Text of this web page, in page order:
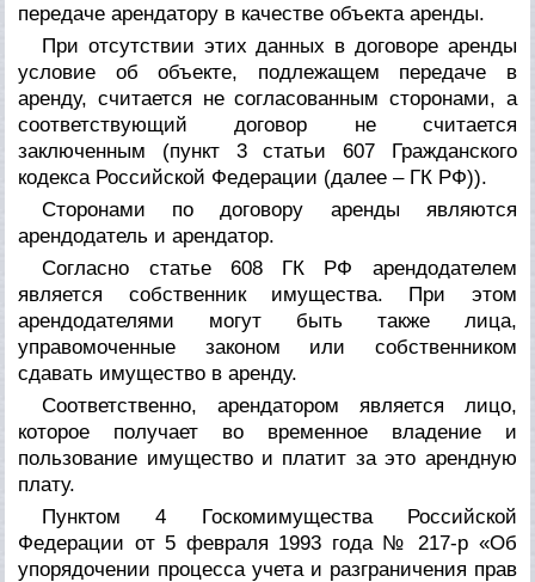
передаче арендатору в качестве объекта аренды.
При отсутствии этих данных в договоре аренды
условие об объекте, подлежащем передаче в
аренду, считается не согласованным сторонами, а
соответствующий договор не считается
заключенным (пункт 3 статьи 607 Гражданского
кодекса Российской Федерации (далее – ГК РФ)).
Сторонами по договору аренды являются
арендодатель и арендатор.
Согласно статье 608 ГК РФ арендодателем
является собственник имущества. При этом
арендодателями могут быть также лица,
управомоченные законом или собственником
сдавать имущество в аренду.
Соответственно, арендатором является лицо,
которое получает во временное владение и
пользование имущество и платит за это арендную
плату.
Пунктом 4 Госкомимущества Российской
Федерации от 5 февраля 1993 года № 217-р «Об
упорядочении процесса учета и разграничения прав